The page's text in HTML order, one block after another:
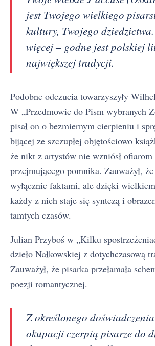
jest Twojego wielkiego
kultury, Twojego
więcej – godne jest polskiej
największej tradycji.
Podobne odczucia towarzyszyły
W „Przedmowie do Pism wybranych
pisał on o bezmiernym cierpieniu i
bijącej ze szczupłej objętościowo
że nikt z artystów nie wzniósł
przejmującego pomnika. Zauważył,
wyłącznie faktami, ale dzięki
każdy z nich staje się syntezą i
tamtych czasów.
Julian Przyboś w „Kilku
dzieło Nałkowskiej z dotychczasową
Zauważył, że pisarka przełamała
poezji romantycznej.
Z określonego
okupacji czerpią pisarze do